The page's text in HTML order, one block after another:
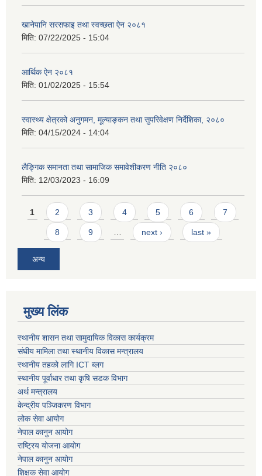
खानेपानि सरसफाइ तथा स्वच्छता ऐन २०८१
मिति: 07/22/2025 - 15:04
आर्थिक ऐन २०८१
मिति: 01/02/2025 - 15:54
स्वास्थ्य क्षेत्रको अनुगमन, मूल्याङ्कन तथा सुपरिवेक्षण निर्देशिका, २०८०
मिति: 04/15/2024 - 14:04
लैङ्गिक समानता तथा सामाजिक समावेशीकरण नीति २०८०
मिति: 12/03/2023 - 16:09
Pages
1 2 3 4 5 6 7
8 9 next › last »
अन्य
मुख्य लिंक
स्थानीय शासन तथा सामुदायिक विकास कार्यक्रम
संघीय मामिला तथा स्थानीय विकास मन्त्रालय
स्थानीय तहको लागि ICT ब्लग
स्थानीय पूर्वाधार तथा कृषि सडक विभाग
अर्थ मन्त्रालय
केन्द्रीय पञ्जिकरण विभाग
लोक सेवा आयोग
नेपाल कानुन आयोग
राष्ट्रिय योजना आयोग
नेपाल कानुन आयोग
शिक्षक सेवा आयोग